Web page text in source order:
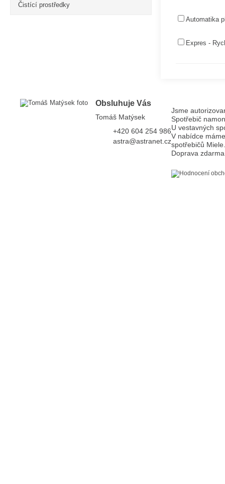
Čistící prostředky
Automatika
Expres -
Obsluhuje Vás
Tomáš Matýsek
+420 604 254 986
astra@astranet.cz
Jsme
Spotřebič
U vestavných
V nabídce
spotřebičů Miele.
Doprava